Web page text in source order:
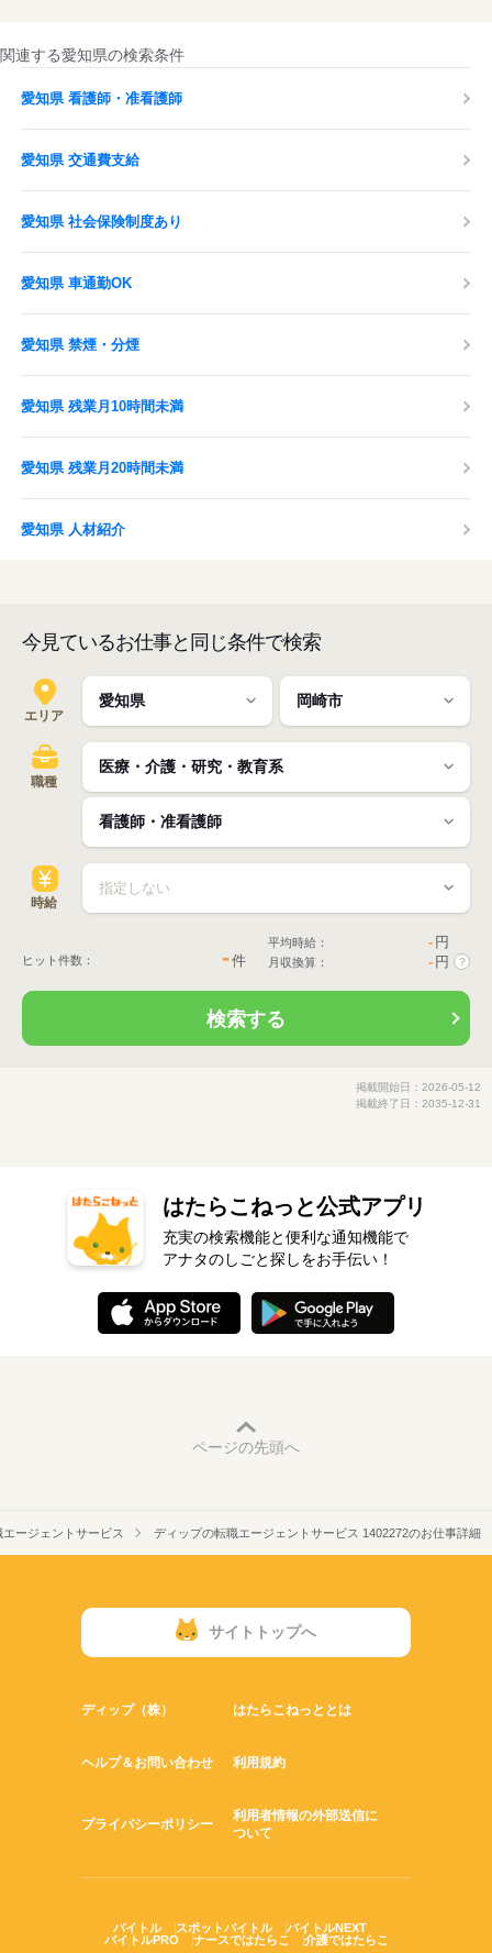
関連する愛知県の検索条件
愛知県 看護師・准看護師
愛知県 交通費支給
愛知県 社会保険制度あり
愛知県 車通勤OK
愛知県 禁煙・分煙
愛知県 残業月10時間未満
愛知県 残業月20時間未満
愛知県 人材紹介
今見ているお仕事と同じ条件で検索
エリア
職種
時給
ヒット件数： -件
平均時給： - 円
月収換算： - 円 ?
検索する
掲載開始日：2026-05-12
掲載終了日：2035-12-31
はたらこねっと公式アプリ
充実の検索機能と便利な通知機能で
アナタのしごと探しをお手伝い！
ページの先頭へ
ージェントサービス ディップの転職エージェントサービス 1402272のお仕事詳細
サイトトップへ
ディップ（株） はたらこねっととは
ヘルプ＆お問い合わせ 利用規約
プライバシーポリシー
利用者情報の外部送信に
ついて
バイトル スポットバイトル
バイトルNEXT
バイトルPRO
ナースではたらこ 介護ではたらこ